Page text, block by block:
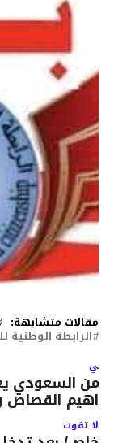
مقالات متشابهة:
الرابطة الوطنية
السعودي
لا تفوت